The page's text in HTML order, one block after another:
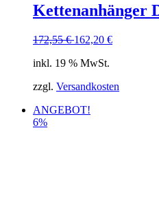
Kettenanhänger
172,55€ 162,20 €
inkl. 19 % MwSt.
zzgl. Versandkosten
ANGEBOT!
6%